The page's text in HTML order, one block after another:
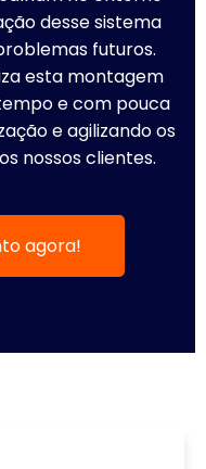
desse sistema
futuros.
esta montagem
e com pouca
e agilizando os
nossos clientes.
agora!